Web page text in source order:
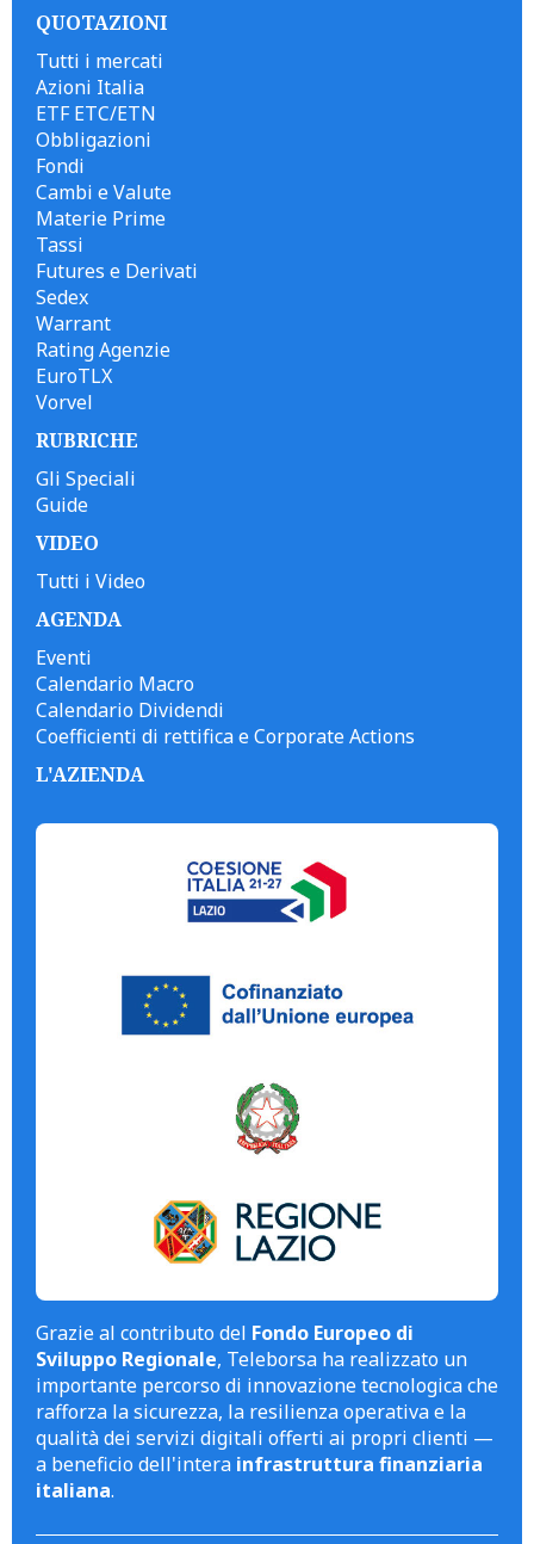
QUOTAZIONI
Tutti i mercati
Azioni Italia
ETF ETC/ETN
Obbligazioni
Fondi
Cambi e Valute
Materie Prime
Tassi
Futures e Derivati
Sedex
Warrant
Rating Agenzie
EuroTLX
Vorvel
RUBRICHE
Gli Speciali
Guide
VIDEO
Tutti i Video
AGENDA
Eventi
Calendario Macro
Calendario Dividendi
Coefficienti di rettifica e Corporate Actions
L'AZIENDA
Grazie al contributo del Fondo Europeo di
Sviluppo Regionale, Teleborsa ha realizzato un
importante percorso di innovazione tecnologica che
rafforza la sicurezza, la resilienza operativa e la
qualità dei servizi digitali offerti ai propri clienti —
a beneficio dell'intera infrastruttura finanziaria
italiana.